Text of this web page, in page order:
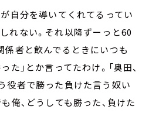
が自分を導いてくれてるってい
れない。それ以降ずーっと60
係者と飲んでるときにいつも
た」とか言ってたわけ。「奥田、
役者で勝った負けた言う奴い
俺、どうしても勝った、負けた